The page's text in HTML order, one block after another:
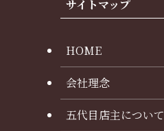
サイトマップ
HOME
会社理念
五代目店主について